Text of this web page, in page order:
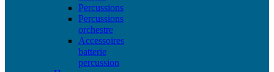
Percussions
Percussions
orchestre
Accessoires
batterie
percussion